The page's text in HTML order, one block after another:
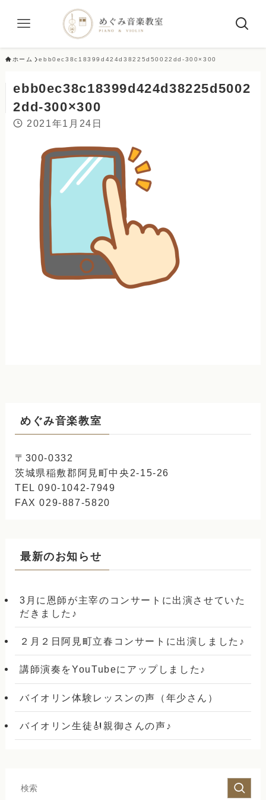
ホーム ebb0ec38c18399d424d38225d50022dd-300×300
ebb0ec38c18399d424d38225d5002
2dd-300×300
2021年1月24日
めぐみ音楽教室
〒300-0332
茨城県稲敷郡阿見町中央2-15-26
TEL 090-1042-7949
FAX 029-887-5820
最新のお知らせ
3月に恩師が主宰のコンサートに出演させていた
だきました♪
２月２日阿見町立春コンサートに出演しました♪
講師演奏をYouTubeにアップしました♪
バイオリン体験レッスンの声（年少さん）
バイオリン生徒🎻親御さんの声♪